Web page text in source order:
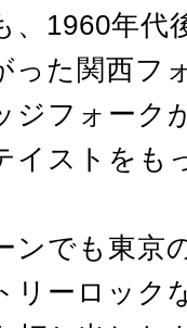
、1960年代
った関西フ
ジフォーク
イストをも
ンでも東京
リーロック